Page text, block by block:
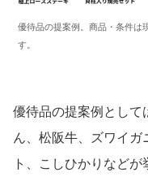
優待品の提案例。商品・条件は
す。
優待品の提案例として
ん、松阪牛、ズワイガ
ト、こしひかりなどが